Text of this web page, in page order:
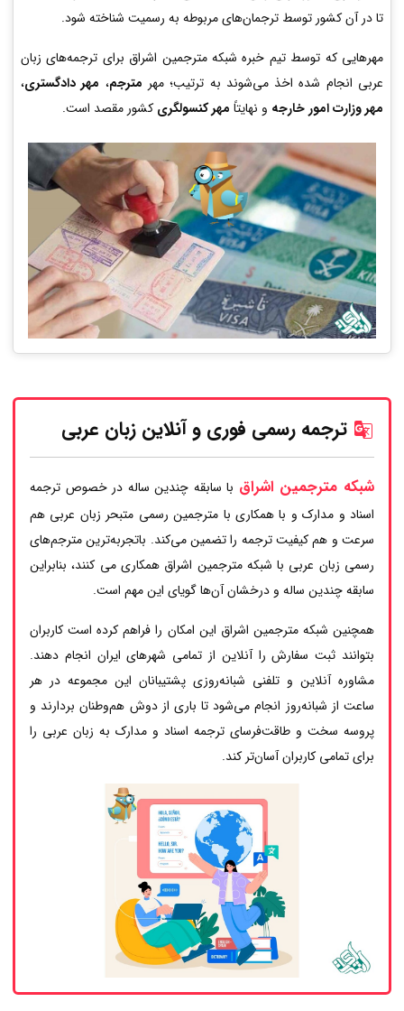
تا در آن کشور توسط ترجمان‌های مربوطه به رسمیت شناخته شود.
مهرهایی که توسط تیم خبره شبکه مترجمین اشراق برای ترجمه‌های زبان
عربی انجام شده اخذ می‌شوند به ترتیب؛ مهر مترجم، مهر دادگستری،
مهر وزارت امور خارجه و نهایتاً مهر کنسولگری کشور مقصد است.
ترجمه رسمی فوری و آنلاین زبان عربی
شبکه مترجمین اشراق با سابقه چندین ساله در خصوص ترجمه
اسناد و مدارک و با همکاری با مترجمین رسمی متبحر زبان عربی هم
سرعت و هم کیفیت ترجمه را تضمین می‌کند. باتجربه‌ترین مترجم‌های
رسمی زبان عربی با شبکه مترجمین اشراق همکاری می کنند، بنابراین
سابقه چندین ساله و درخشان آن‌ها گویای این مهم است.
همچنین شبکه مترجمین اشراق این امکان را فراهم کرده است کاربران
بتوانند ثبت سفارش را آنلاین از تمامی شهرهای ایران انجام دهند.
مشاوره آنلاین و تلفنی شبانه‌روزی پشتیبانان این مجموعه در هر
ساعت از شبانه‌روز انجام می‌شود تا باری از دوش هم‌وطنان بردارند و
پروسه سخت و طاقت‌فرسای ترجمه اسناد و مدارک به زبان عربی را
برای تمامی کاربران آسان‌تر کند.